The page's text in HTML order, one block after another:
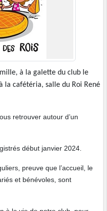
à la galette du club le
la cafétéria, salle du Roi René
retrouver autour d’un
début janvier 2024.
preuve que l’accueil, le
et bénévoles, sont